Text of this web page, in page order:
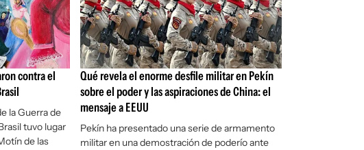
contra el
la Guerra de
tuvo lugar
de las
Qué revela el enorme desfile militar en Pekín
sobre el poder y las aspiraciones de China: el
mensaje a EEUU
Pekín ha presentado una serie de armamento
militar en una demostración de poderío ante